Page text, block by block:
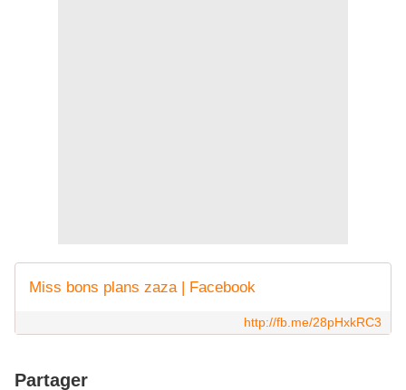
Miss bons plans zaza | Facebook
http://fb.me/28pHxkRC3
Partager